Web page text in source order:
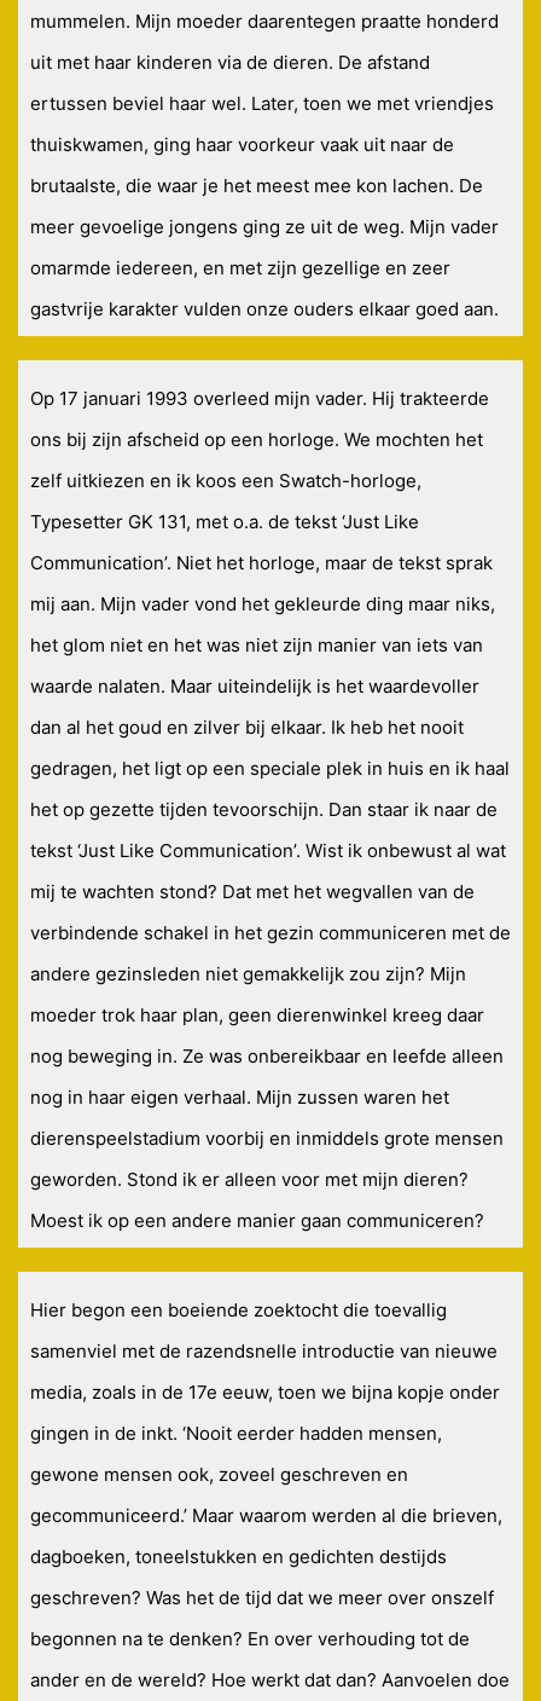
mummelen. Mijn moeder daarentegen praatte honderd
uit met haar kinderen via de dieren. De afstand
ertussen beviel haar wel. Later, toen we met vriendjes
thuiskwamen, ging haar voorkeur vaak uit naar de
brutaalste, die waar je het meest mee kon lachen. De
meer gevoelige jongens ging ze uit de weg. Mijn vader
omarmde iedereen, en met zijn gezellige en zeer
gastvrije karakter vulden onze ouders elkaar goed aan.
Op 17 januari 1993 overleed mijn vader. Hij trakteerde
ons bij zijn afscheid op een horloge. We mochten het
zelf uitkiezen en ik koos een Swatch-horloge,
Typesetter GK 131, met o.a. de tekst ‘Just Like
Communication’. Niet het horloge, maar de tekst sprak
mij aan. Mijn vader vond het gekleurde ding maar niks,
het glom niet en het was niet zijn manier van iets van
waarde nalaten. Maar uiteindelijk is het waardevoller
dan al het goud en zilver bij elkaar. Ik heb het nooit
gedragen, het ligt op een speciale plek in huis en ik haal
het op gezette tijden tevoorschijn. Dan staar ik naar de
tekst ‘Just Like Communication’. Wist ik onbewust al wat
mij te wachten stond? Dat met het wegvallen van de
verbindende schakel in het gezin communiceren met de
andere gezinsleden niet gemakkelijk zou zijn? Mijn
moeder trok haar plan, geen dierenwinkel kreeg daar
nog beweging in. Ze was onbereikbaar en leefde alleen
nog in haar eigen verhaal. Mijn zussen waren het
dierenspeelstadium voorbij en inmiddels grote mensen
geworden. Stond ik er alleen voor met mijn dieren?
Moest ik op een andere manier gaan communiceren?
Hier begon een boeiende zoektocht die toevallig
samenviel met de razendsnelle introductie van nieuwe
media, zoals in de 17e eeuw, toen we bijna kopje onder
gingen in de inkt. ‘Nooit eerder hadden mensen,
gewone mensen ook, zoveel geschreven en
gecommuniceerd.’ Maar waarom werden al die brieven,
dagboeken, toneelstukken en gedichten destijds
geschreven? Was het de tijd dat we meer over onszelf
begonnen na te denken? En over verhouding tot de
ander en de wereld? Hoe werkt dat dan? Aanvoelen doe